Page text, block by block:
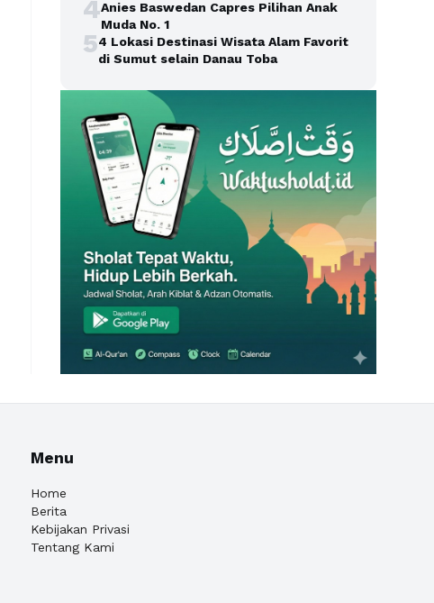
4Anies Baswedan Capres Pilihan Anak
Muda No. 1
54 Lokasi Destinasi Wisata Alam Favorit
di Sumut selain Danau Toba
Menu
Home
Berita
Kebijakan Privasi
Tentang Kami